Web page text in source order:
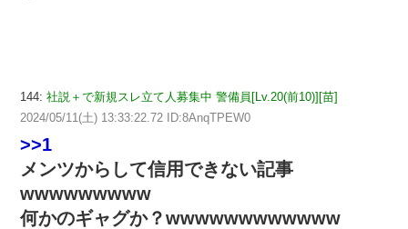
144: 社説＋で新規スレ立て人募集中 警備員[Lv.20(前10)][苗]
2024/05/11(土) 13:33:22.72 ID:8AnqTPEW0
>>1
メンツからして信用できない記事
wwwwwwwww
何かのギャグか？wwwwwwwwwwww